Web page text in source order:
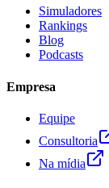
Simuladores
Rankings
Blog
Podcasts
Empresa
Equipe
Consultoria
Na mídia